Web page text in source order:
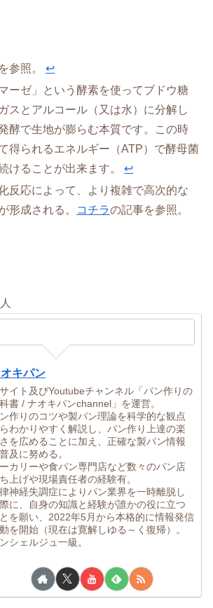
参照。↩︎
ーゼ」という酵素を使ってブドウ糖
スとアルコール（又は水）に分解し
酵で生地が膨らむ本質です。この時
得られるエネルギー（ATP）で酵母菌
けることが出来ます。↩︎
反応によって、より複雑で高次的な
形成される。
コチラの記事を参照。
キパン
イト及びYoutubeチャンネル「パン作りの
書 / ナオキパンchannel」を運営。
作りのコツや製パン理論を科学的な観点
わかりやすく解説し、パン作り上達の楽
を広めることに加え、正確な製パン情報
及に努める。
カリーや食パン専門店など数々のパン店
上げや現場責任者の経験有。
神経失調症によりパン業界を一時離脱し
に、自身の知識と経験が誰かの役に立つ
を願い、2022年5月から本格的に情報発信
を開始（現在は寛解しゆる～く復帰）。
シェルジュ一級。